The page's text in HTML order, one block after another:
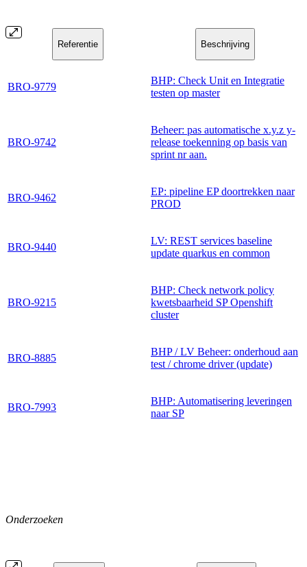
Referentie Beschrijving
BRO-9779
BHP: Check Unit en Integratie
testen op master
BRO-9742
Beheer: pas automatische x.y.z y-
release toekenning op basis van
sprint nr aan.
BRO-9462
EP: pipeline EP doortrekken naar
PROD
BRO-9440
LV: REST services baseline
update quarkus en common
BRO-9215
BHP: Check network policy
kwetsbaarheid SP Openshift
cluster
BRO-8885
BHP / LV Beheer: onderhoud aan
test / chrome driver (update)
BRO-7993
BHP: Automatisering leveringen
naar SP
Onderzoeken